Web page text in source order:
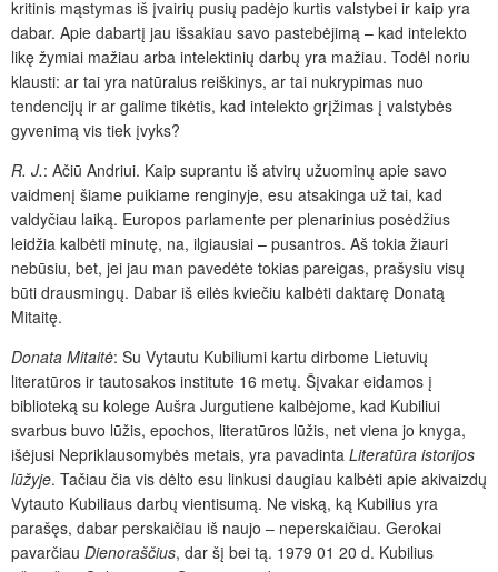
kritinis mąstymas iš įvairių pusių padėjo kurtis valstybei ir kaip yra
dabar. Apie dabartį jau išsakiau savo pastebėjimą – kad intelekto
likę žymiai mažiau arba intelektinių darbų yra mažiau. Todėl noriu
klausti: ar tai yra natūralus reiškinys, ar tai nukrypimas nuo
tendencijų ir ar galime tikėtis, kad intelekto grįžimas į valstybės
gyvenimą vis tiek įvyks?
R. J.: Ačiū Andriui. Kaip suprantu iš atvirų užuominų apie savo
vaidmenį šiame puikiame renginyje, esu atsakinga už tai, kad
valdyčiau laiką. Europos parlamente per plenarinius posėdžius
leidžia kalbėti minutę, na, ilgiausiai – pusantros. Aš tokia žiauri
nebūsiu, bet, jei jau man pavedėte tokias pareigas, prašysiu visų
būti drausmingų. Dabar iš eilės kviečiu kalbėti daktarę Donatą
Mitaitę.
Donata Mitaitė: Su Vytautu Kubiliumi kartu dirbome Lietuvių
literatūros ir tautosakos institute 16 metų. Šįvakar eidamos į
biblioteką su kolege Aušra Jurgutiene kalbėjome, kad Kubiliui
svarbus buvo lūžis, epochos, literatūros lūžis, net viena jo knyga,
išėjusi Nepriklausomybės metais, yra pavadinta Literatūra istorijos
lūžyje. Tačiau čia vis dėlto esu linkusi daugiau kalbėti apie akivaizdų
Vytauto Kubiliaus darbų vientisumą. Ne viską, ką Kubilius yra
parašęs, dabar perskaičiau iš naujo – neperskaičiau. Gerokai
pavarčiau Dienoraščius, dar šį bei tą. 1979 01 20 d. Kubilius